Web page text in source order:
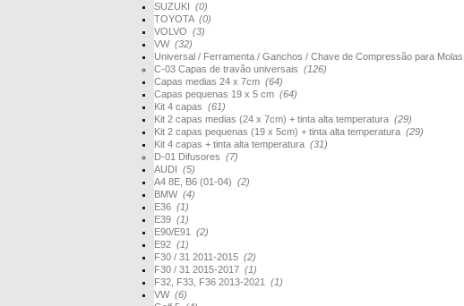
SUZUKI (0)
TOYOTA (0)
VOLVO (3)
VW (32)
Universal / Ferramenta / Ganchos / Chave de Compressão para Molas
C-03 Capas de travão universais (126)
Capas medias 24 x 7cm (64)
Capas pequenas 19 x 5 cm (64)
Kit 4 capas (61)
Kit 2 capas medias (24 x 7cm) + tinta alta temperatura (29)
Kit 2 capas pequenas (19 x 5cm) + tinta alta temperatura (29)
Kit 4 capas + tinta alta temperatura (31)
D-01 Difusores (7)
AUDI (5)
A4 8E, B6 (01-04) (2)
BMW (4)
E36 (1)
E39 (1)
E90/E91 (2)
E92 (1)
F30 / 31 2011-2015 (2)
F30 / 31 2015-2017 (1)
F32, F33, F36 2013-2021 (1)
VW (6)